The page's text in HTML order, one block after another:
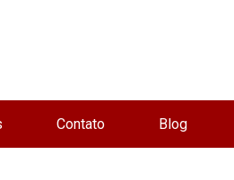
Contato Blog